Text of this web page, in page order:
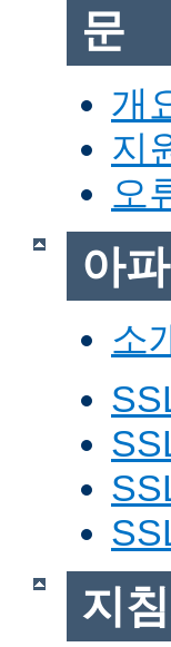
문
개
지
오
아
소
지